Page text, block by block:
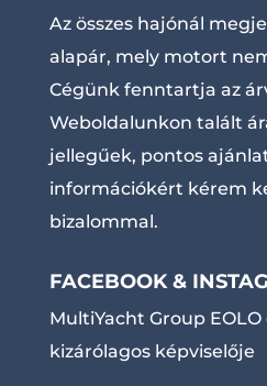
Az összes hajónál
alapár, mely motort
Cégünk fenntartja az
Weboldalunkon talált
jellegűek, pontos
információkért kérem
bizalommal.
FACEBOOK &
MultiYacht Group
kizárólagos képviselője